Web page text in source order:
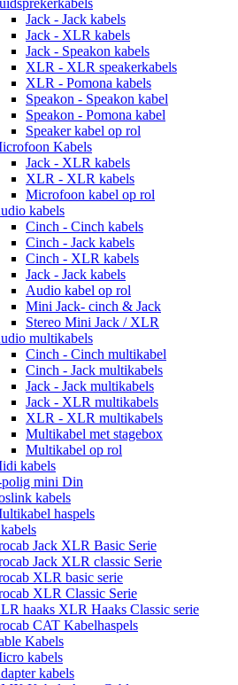
Jack - Jack kabels
Jack - XLR kabels
Jack - Speakon kabels
XLR - XLR speakerkabels
XLR - Pomona kabels
Speakon - Speakon kabel
Speakon - Pomona kabel
Speaker kabel op rol
Kabels
Jack - XLR kabels
XLR - XLR kabels
Microfoon kabel op rol
kabels
Cinch - Cinch kabels
Cinch - Jack kabels
Cinch - XLR kabels
Jack - Jack kabels
Audio kabel op rol
Mini Jack- cinch & Jack
Stereo Mini Jack / XLR
multikabels
Cinch - Cinch multikabel
Cinch - Jack multikabels
Jack - Jack multikabels
Jack - XLR multikabels
XLR - XLR multikabels
Multikabel met stagebox
Multikabel op rol
kabels
mini Din
kabels
haspels
Jack XLR Basic Serie
Jack XLR classic Serie
XLR basic serie
XLR Classic Serie
haaks XLR Haaks Classic serie
CAT Kabelhaspels
Kabels
kabels
kabels